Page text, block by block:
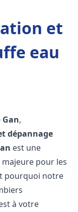
et
eau
Gan,
dépannage
est une
pour les
pourquoi notre
à votre